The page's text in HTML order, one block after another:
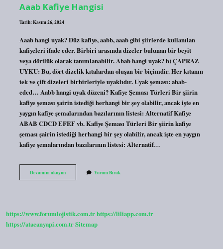
Aaab Kafiye Hangisi
Tarih: Kasım 26, 2024
Aaab hangi uyak? Düz kafiye, aabb, aaab gibi şiirlerde kullanılan
kafiyeleri ifade eder. Birbiri arasında dizeler bulunan bir beyit
veya dörtlük olarak tanımlanabilir. Abab hangi uyak? b) ÇAPRAZ
UYKU: Bu, dört dizelik kıtalardan oluşan bir biçimdir. Her kıtanın
tek ve çift dizeleri birbirleriyle uyaklıdır. Uyak şeması: abab-
cdcd… Aabb hangi uyak düzeni? Kafiye Şeması Türleri Bir şiirin
kafiye şeması şairin istediği herhangi bir şey olabilir, ancak işte en
yaygın kafiye şemalarından bazılarının listesi: Alternatif Kafiye
ABAB CDCD EFEF vb. Kafiye Şeması Türleri Bir şiirin kafiye
şeması şairin istediği herhangi bir şey olabilir, ancak işte en yaygın
kafiye şemalarından bazılarının listesi: Alternatif…
Devamını okuyunAaab
Kafiye
Yorum Bırak
https://www.forumlojistik.com.trhttps://liliapp.com.tr
https://atacanyapi.com.trSitemap